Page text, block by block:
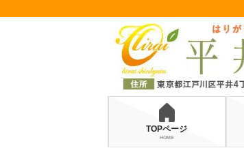
TOPページ
HOME